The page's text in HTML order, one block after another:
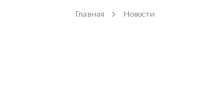
Главная Новости